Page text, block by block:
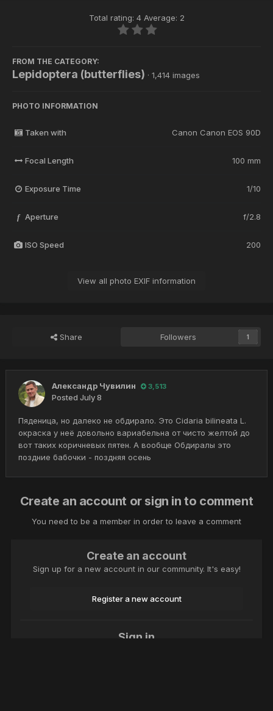
Total rating: 4 Average: 2
FROM THE CATEGORY:
Lepidoptera (butterflies) · 1,414 images
PHOTO INFORMATION
Taken with Canon Canon EOS 90D
Focal Length 100 mm
Exposure Time 1/10
f Aperture f/2.8
ISO Speed 200
View all photo EXIF information
Share Followers 1
Александр Чувилин 3,513
Posted July 8
Пяденица, но далеко не обдирало. Это Cidaria bilineata L.
окраска у неё довольно вариабельна от чисто желтой до
вот таких коричневых пятен. А вообще Обдиралы это
поздние бабочки - поздняя осень
Create an account or sign in to comment
You need to be a member in order to leave a comment
Create an account
Sign up for a new account in our community. It's easy!
Register a new account
Sign in